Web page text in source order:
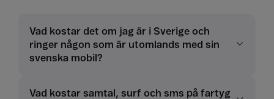
Vad kostar det om jag är i Sverige och
ringer någon som är utomlands med sin
svenska mobil?
Vad kostar samtal, surf och sms på fartyg